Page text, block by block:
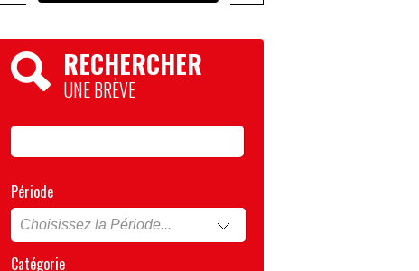
RECHERCHER
UNE BRÈVE
Période
Catégorie